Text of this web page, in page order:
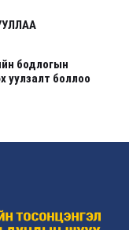
бодлогын
уулзалт боллоо